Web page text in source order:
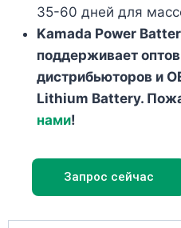
35-60 дней для
Kamada Power
поддерживает
дистрибьюторов и
Lithium Battery.
нами!
Запрос сейчас